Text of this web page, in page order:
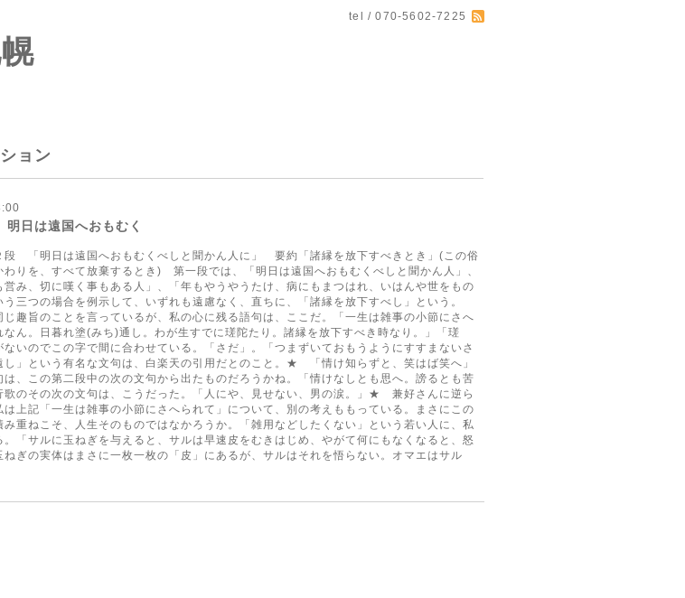
tel / 070-5602-7225
ョン
日は遠国へおもむく
段 「明日は遠国へおもむくべしと聞かん人に」 要約「諸縁を放下すべきとき」(この俗
わりを、すべて放棄するとき) 第一段では、「明日は遠国へおもむくべしと聞かん人」、
営み、切に嘆く事もある人」、「年もやうやうたけ、病にもまつはれ、いはんや世をもの
三つの場合を例示して、いずれも遠慮なく、直ちに、「諸縁を放下すべし」という。
趣旨のことを言っているが、私の心に残る語句は、ここだ。「一生は雑事の小節にさへ
なん。日暮れ塗(みち)通し。わが生すでに瑳陀たり。諸縁を放下すべき時なり。」「瑳
ないのでこの字で間に合わせている。「さだ」。「つまずいておもうようにすすまないさ
し」という有名な文句は、白楽天の引用だとのこと。★ 「情け知らずと、笑はば笑へ」
は、この第二段中の次の文句から出たものだろうかね。「情けなしとも思へ。謗るとも苦
歌のその次の文句は、こうだった。「人にや、見せない、男の涙。」★ 兼好さんに逆ら
は上記「一生は雑事の小節にさへられて」について、別の考えももっている。まさにこの
み重ねこそ、人生そのものではなかろうか。「雑用などしたくない」という若い人に、私
。「サルに玉ねぎを与えると、サルは早速皮をむきはじめ、やがて何にもなくなると、怒
ねぎの実体はまさに一枚一枚の「皮」にあるが、サルはそれを悟らない。オマエはサル